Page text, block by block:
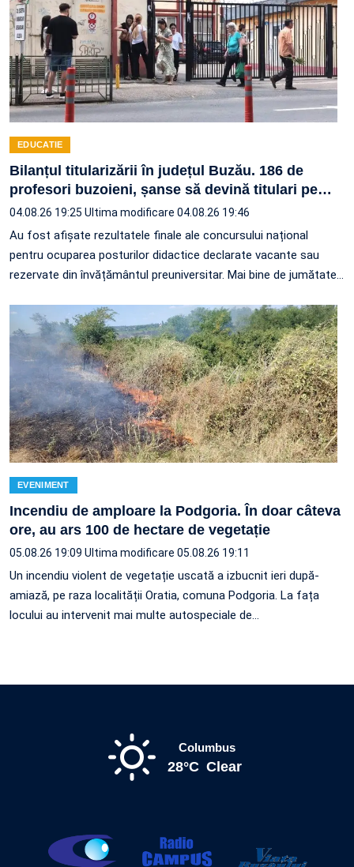
EDUCATIE
Bilanțul titularizării în județul Buzău. 186 de
profesori buzoieni, șanse să devină titulari pe…
04.08.26 19:25 Ultima modificare 04.08.26 19:46
Au fost afișate rezultatele finale ale concursului național
pentru ocuparea posturilor didactice declarate vacante sau
rezervate din învățământul preuniversitar. Mai bine de jumătate…
EVENIMENT
Incendiu de amploare la Podgoria. În doar câteva
ore, au ars 100 de hectare de vegetație
05.08.26 19:09 Ultima modificare 05.08.26 19:11
Un incendiu violent de vegetație uscată a izbucnit ieri după-
amiază, pe raza localității Oratia, comuna Podgoria. La fața
locului au intervenit mai multe autospeciale de…
Columbus
28°C Clear